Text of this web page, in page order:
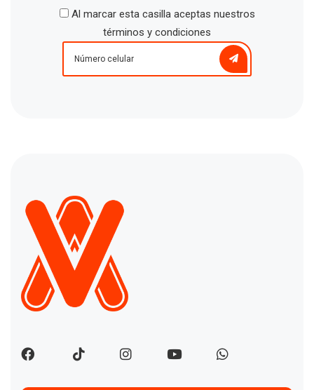
Al marcar esta casilla aceptas nuestros
términos y condiciones